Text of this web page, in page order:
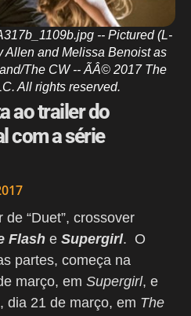
-- Pictured (L-
Allen and Melissa Benoist as
The CW -- ÃÂ© 2017 The
All rights reserved.
ao trailer do
com a série
“Duet”, crossover
Flash e Supergirl. O
partes, começa na
março, em Supergirl, e
dia 21 de março, em The